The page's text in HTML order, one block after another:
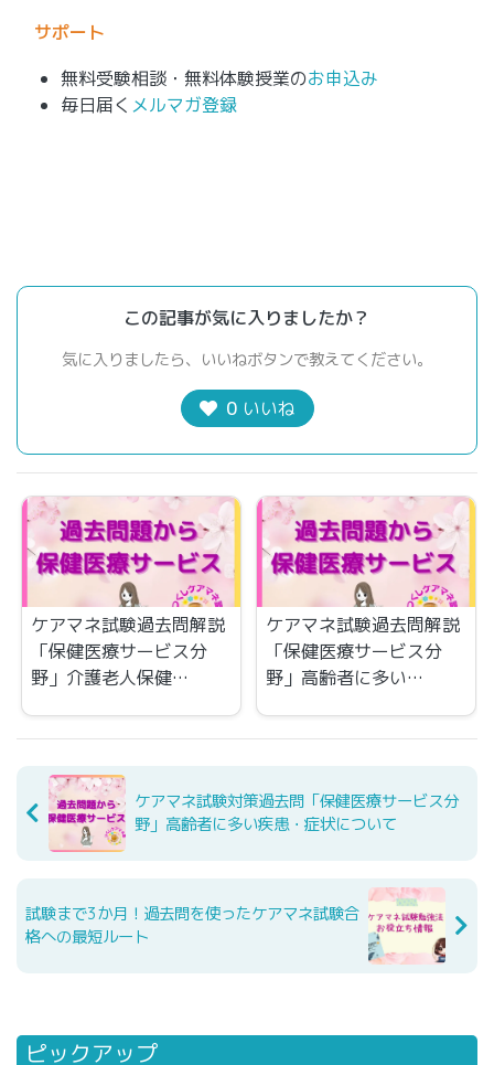
サポート
無料受験相談・無料体験授業のお申込み
毎日届く メルマガ登録
この記事が気に入りましたか？
気に入りましたら、いいねボタンで教えてください。
0 いいね
ケアマネ試験過去問解説
「保健医療サービス分
野」介護老人保健…
ケアマネ試験過去問解説
「保健医療サービス分
野」高齢者に多い…
ケアマネ試験対策過去問「保健医療サービス分
野」高齢者に多い疾患・症状について
試験まで3か月！過去問を使ったケアマネ試験合
格への最短ルート
ピックアップ